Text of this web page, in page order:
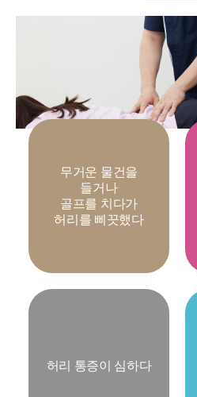
무거운 물건을
들거나
골프를 치다가
허리를 삐끗했다
허리 통증이 심하다